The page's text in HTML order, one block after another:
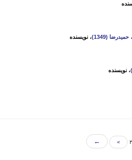
(1349) ، نویسنده
، نویسنده
»
←